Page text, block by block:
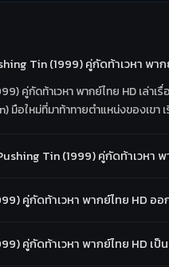
Tin (1999) คู่กัดท้าเวหา พาก
คู่กัดท้าเวหา พากย์ไทย HD เล่
มือใหม่ที่มาท้าทายตำแหน่งของเข
Tin (1999) คู่กัดท้าเวหา พ
คู่กัดท้าเวหา พากย์ไทย HD ออ
คู่กัดท้าเวหา พากย์ไทย HD เป็น